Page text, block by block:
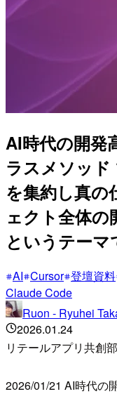
AI時代の開発
ラスメソッド
を集約し真の
ェクト全体の
というテーマ
AI Cursor 登壇資料
Claude Code
Ruon - Ryuhei
2026.01.24
リテールアプリ共創
2026/01/21 AI時代の